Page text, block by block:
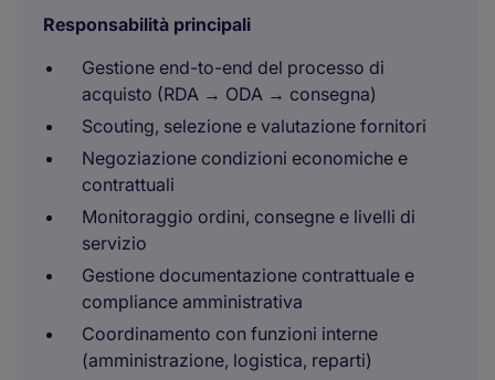
Responsabilità principali
Gestione end-to-end del processo di
acquisto (RDA → ODA → consegna)
Scouting, selezione e valutazione fornitori
Negoziazione condizioni economiche e
contrattuali
Monitoraggio ordini, consegne e livelli di
servizio
Gestione documentazione contrattuale e
compliance amministrativa
Coordinamento con funzioni interne
(amministrazione, logistica, reparti)